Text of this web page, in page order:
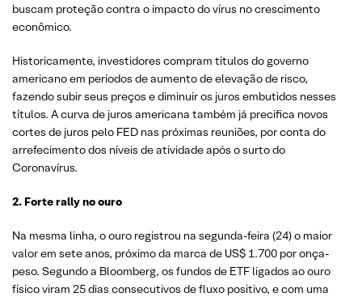
buscam proteção contra o impacto do vírus no crescimento
econômico.
Historicamente, investidores compram títulos do governo
americano em períodos de aumento de elevação de risco,
fazendo subir seus preços e diminuir os juros embutidos nesses
títulos. A curva de juros americana também já precifica novos
cortes de juros pelo FED nas próximas reuniões, por conta do
arrefecimento dos níveis de atividade após o surto do
Coronavírus.
2. Forte rally no ouro
Na mesma linha, o ouro registrou na segunda-feira (24) o maior
valor em sete anos, próximo da marca de US$ 1.700 por onça-
peso. Segundo a Bloomberg, os fundos de ETF ligados ao ouro
físico viram 25 dias consecutivos de fluxo positivo, e com uma